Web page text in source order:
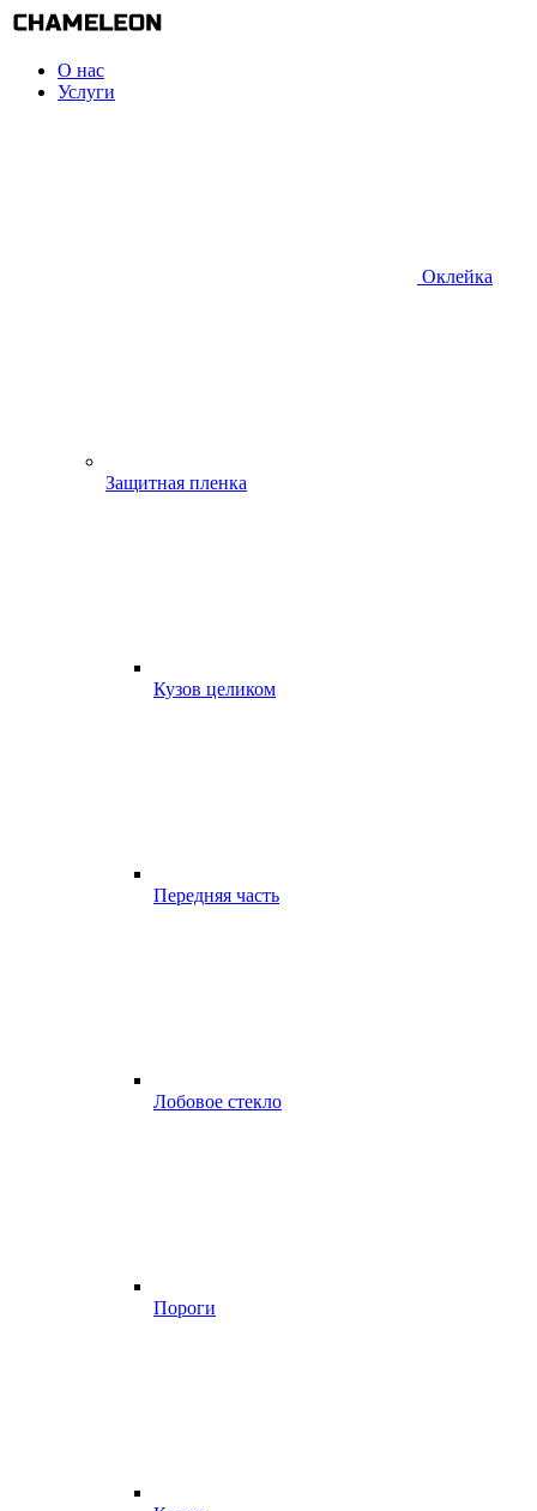
О нас
Услуги
Оклейка
Защитная пленка
Кузов целиком
Передняя часть
Лобовое стекло
Пороги